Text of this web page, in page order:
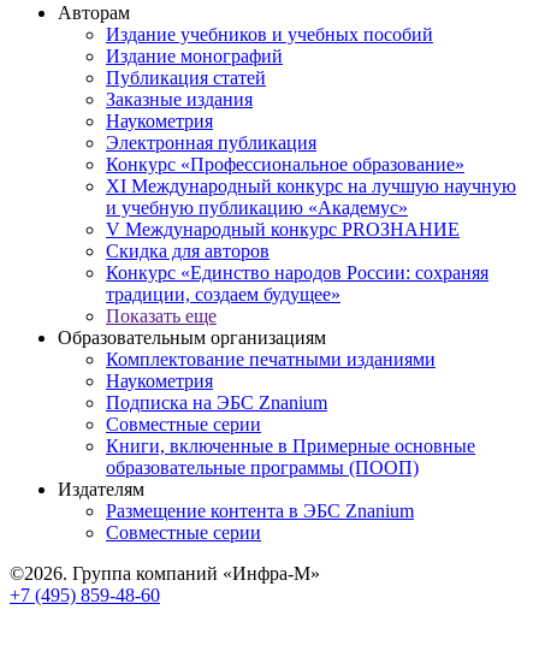
Авторам
Издание учебников и учебных пособий
Издание монографий
Публикация статей
Заказные издания
Наукометрия
Электронная публикация
Конкурс «Профессиональное образование»
XI Международный конкурс на лучшую научную
и учебную публикацию «Академус»
V Международный конкурс PROЗНАНИЕ
Скидка для авторов
Конкурс «Единство народов России: сохраняя
традиции, создаем будущее»
Показать еще
Образовательным организациям
Комплектование печатными изданиями
Наукометрия
Подписка на ЭБС Znanium
Совместные серии
Книги, включенные в Примерные основные
образовательные программы (ПООП)
Издателям
Размещение контента в ЭБС Znanium
Совместные серии
©2026. Группа компаний «Инфра-М»
+7 (495) 859-48-60